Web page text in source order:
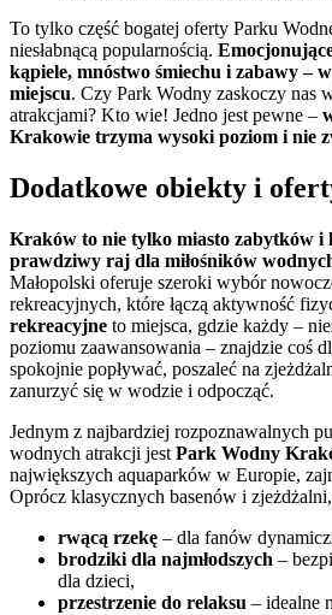
To tylko część bogatej oferty Parku
niesłabnącą popularnością.
kąpiele, mnóstwo śmiechu i zabawy –
miejscu. Czy Park Wodny zaskoczy nas
atrakcjami? Kto wie! Jedno jest pewne –
Krakowie trzyma wysoki poziom i nie
Dodatkowe obiekty i
Kraków to nie tylko miasto zabytków i
prawdziwy raj dla miłośników
Małopolski oferuje szeroki wybór
rekreacyjnych, które łączą aktywność
rekreacyjne to miejsca, gdzie każdy –
poziomu zaawansowania – znajdzie coś
spokojnie popływać, poszaleć na
zanurzyć się w wodzie i odpocząć.
Jednym z najbardziej rozpoznawalnych
wodnych atrakcji jest Park Wodny
największych aquaparków w Europie,
Oprócz klasycznych basenów i
rwącą rzekę – dla fanów
brodziki dla najmłodszych –
dla dzieci,
przestrzenie do relaksu – idealne